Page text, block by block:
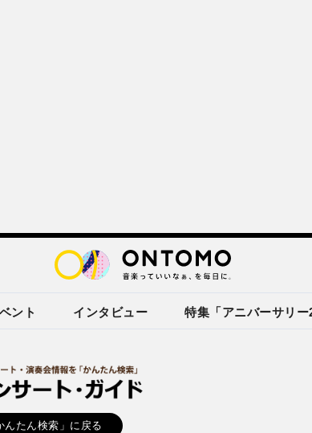
ント インタビュー 特集「アニバーサリー
たん検索」に戻る